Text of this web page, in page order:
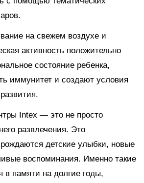
на свежем воздухе и
активность положительно
состояние ребенка,
иммунитет и создают условия
Intex — это не просто
развлечения. Это
рождаются детские улыбки, новые
воспоминания. Именно такие
в памяти на долгие годы,